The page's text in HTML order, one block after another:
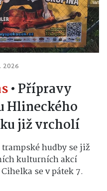
2026
• Přípravy
Hlineckého
již vrcholí
hudby se již
kulturních akcí
se v pátek 7.